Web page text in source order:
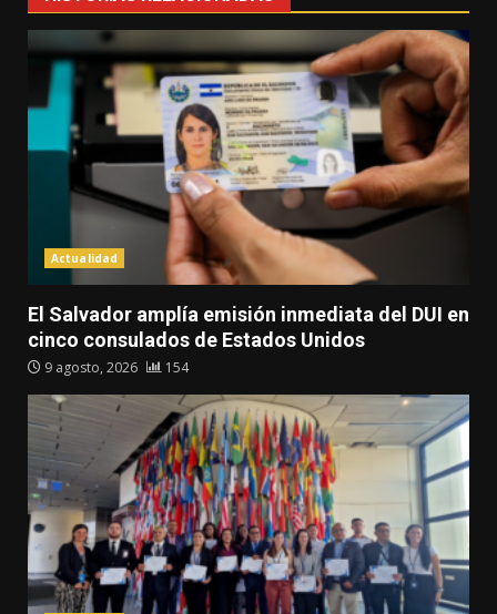
Actualidad
El Salvador amplía emisión inmediata del DUI en
cinco consulados de Estados Unidos
9 agosto, 2026 154